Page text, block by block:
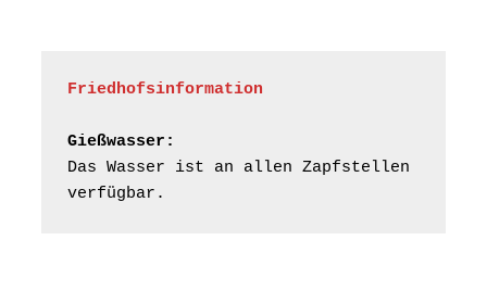
Friedhofsinformation
Gießwasser:
Das Wasser ist an allen Zapfstellen
verfügbar.